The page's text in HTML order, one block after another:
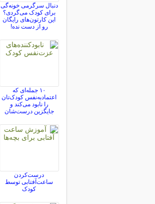
دنبال سرگرمی خونه‌گی
برای کودک می‌گردی؟
این کارتون‌های رایگان
رو از دست نده!
۱۰ جمله‌ای که
اعتمادبه‌نفس کودک‌تان
را نابود می‌کند و
جایگزین درست‌شان
درست‌کردن
ساعت‌آفتابی توسط
کودک